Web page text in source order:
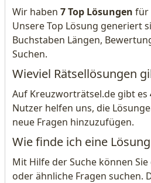
Wir haben 7 Top Lösungen für
Unsere Top Lösung generiert
Buchstaben Längen,
Suchen.
Wieviel Rätsellösungen
Auf Kreuzworträtsel.de gibt es
Nutzer helfen uns, die
neue Fragen hinzuzufügen.
Wie finde ich eine
Mit Hilfe der Suche können
oder ähnliche Fragen suchen.